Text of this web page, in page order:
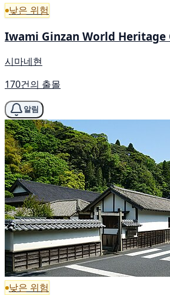
낮은 위험
Iwami Ginzan World Heritage
시마네현
170건의 출몰
알림
낮은 위험